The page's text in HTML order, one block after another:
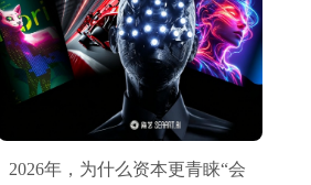
2026年，为什么资本更青睐“会